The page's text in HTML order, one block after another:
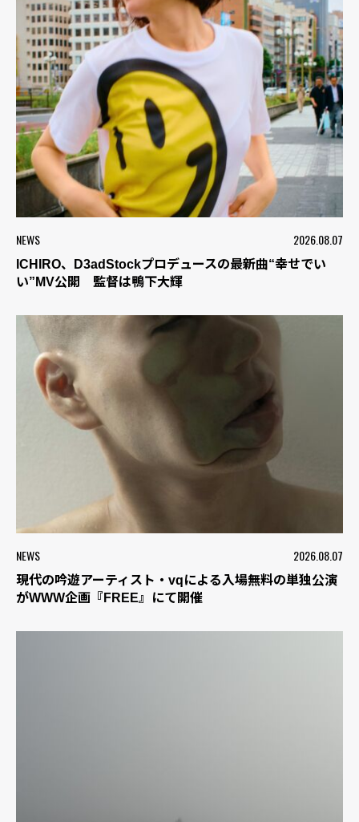
NEWS 2026.08.07
ICHIRO、D3adStockプロデュースの最新曲“幸せでい
い”MV公開 監督は鴨下大輝
NEWS 2026.08.07
現代の吟遊アーティスト・vqによる入場無料の単独公演
がWWW企画『FREE』にて開催